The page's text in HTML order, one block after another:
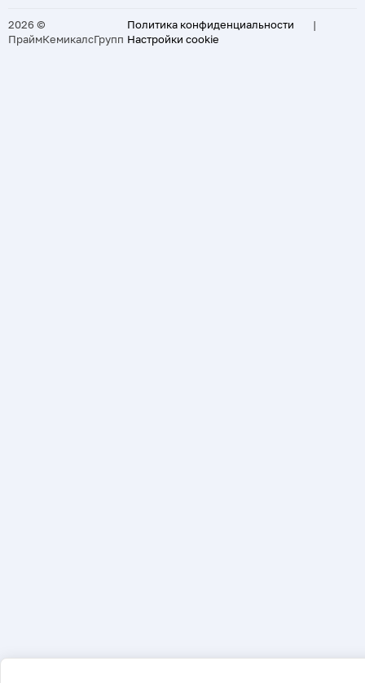
2026 ©
ПраймКемикалсГрупп
Политика конфиденциальности
|
Настройки cookie